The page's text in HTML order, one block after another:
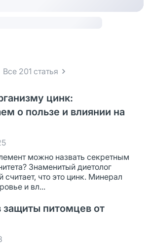
Все 201 статья
цинк:
о пользе и влиянии на
можно назвать секретным
Знаменитый диетолог
что это цинк. Минерал
и вл...
защиты питомцев от